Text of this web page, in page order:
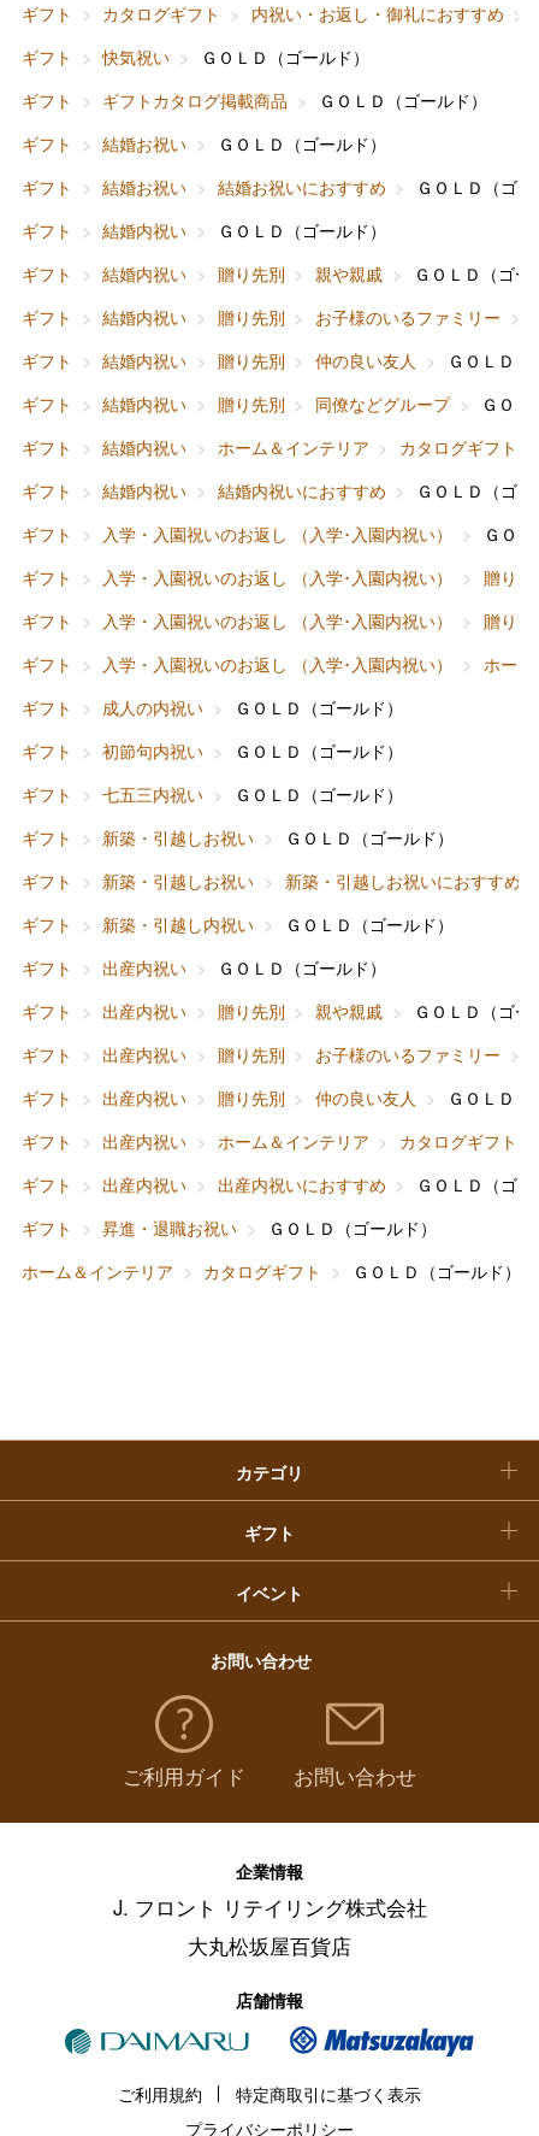
ギフト
カタログギフト 内祝い・お返し・御礼におすすめ
ギフト
快気祝い
ＧＯＬＤ（ゴールド）
ギフト
ギフトカタログ掲載商品
ＧＯＬＤ（ゴールド）
ギフト
結婚お祝い
ＧＯＬＤ（ゴールド）
ギフト
結婚お祝い 結婚お祝いにおすすめ
ＧＯＬＤ（ゴ
ギフト
結婚内祝い
ＧＯＬＤ（ゴールド）
ギフト
結婚内祝い 贈り先別 親や親戚
ＧＯＬＤ（ゴー
ギフト
結婚内祝い 贈り先別 お子様のいるファミリー
ギフト
結婚内祝い 贈り先別 仲の良い友人
ＧＯＬＤ
ギフト
結婚内祝い 贈り先別 同僚などグループ
ＧＯ
ギフト
結婚内祝い ホーム＆インテリア
カタログギフト
ギフト
結婚内祝い 結婚内祝いにおすすめ
ＧＯＬＤ（ゴ
ギフト
入学・入園祝いのお返し （入学･入園内祝い）
ＧＯ
ギフト
入学・入園祝いのお返し （入学･入園内祝い）
贈り先
ギフト
入学・入園祝いのお返し （入学･入園内祝い）
贈り先
ギフト
入学・入園祝いのお返し （入学･入園内祝い）
ホー
ギフト
成人の内祝い
ＧＯＬＤ（ゴールド）
ギフト
初節句内祝い
ＧＯＬＤ（ゴールド）
ギフト
七五三内祝い
ＧＯＬＤ（ゴールド）
ギフト
新築・引越しお祝い
ＧＯＬＤ（ゴールド）
ギフト
新築・引越しお祝い
新築・引越しお祝いにおすすめ
ギフト
新築・引越し内祝い
ＧＯＬＤ（ゴールド）
ギフト
出産内祝い
ＧＯＬＤ（ゴールド）
ギフト
出産内祝い 贈り先別 親や親戚
ＧＯＬＤ（ゴー
ギフト
出産内祝い 贈り先別 お子様のいるファミリー
ギフト
出産内祝い 贈り先別 仲の良い友人
ＧＯＬＤ
ギフト
出産内祝い ホーム＆インテリア
カタログギフト
ギフト
出産内祝い 出産内祝いにおすすめ
ＧＯＬＤ（ゴ
ギフト
昇進・退職お祝い
ＧＯＬＤ（ゴールド）
ホーム＆インテリア
カタログギフト ＧＯＬＤ（ゴールド）
カテゴリ
フード＆スイーツ
ファッション
ホーム＆インテリア
ベビー＆キッズ
ギフト
出産内祝い
結婚内祝い
お香典返し
快気祝い
イベント
バレンタインチョコレート
母の日
父の日
お中元
敬老の日
福袋
お問い合わせ
ご利用ガイド お問い合わせ
企業情報
J. フロント リテイリング株式会社
大丸松坂屋百貨店
店舗情報
ご利用規約
特定商取引に基づく表示
プライバシーポリシー